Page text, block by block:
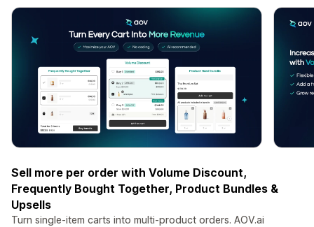
Sell more per order with Volume Discount,
Frequently Bought Together, Product Bundles &
Upsells
Turn single-item carts into multi-product orders. AOV.ai